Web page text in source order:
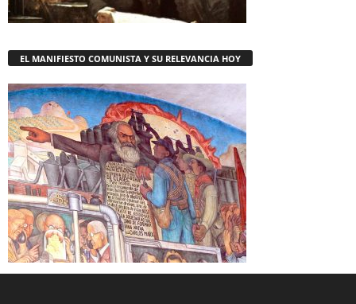
EL MANIFIESTO COMUNISTA Y SU RELEVANCIA HOY